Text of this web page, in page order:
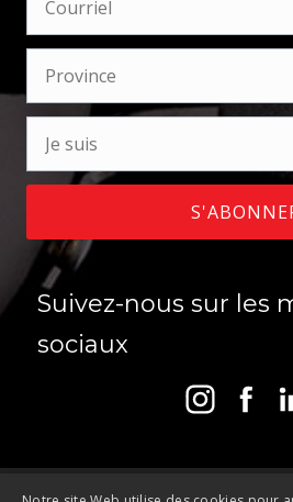
Suivez-nous sur les
sociaux